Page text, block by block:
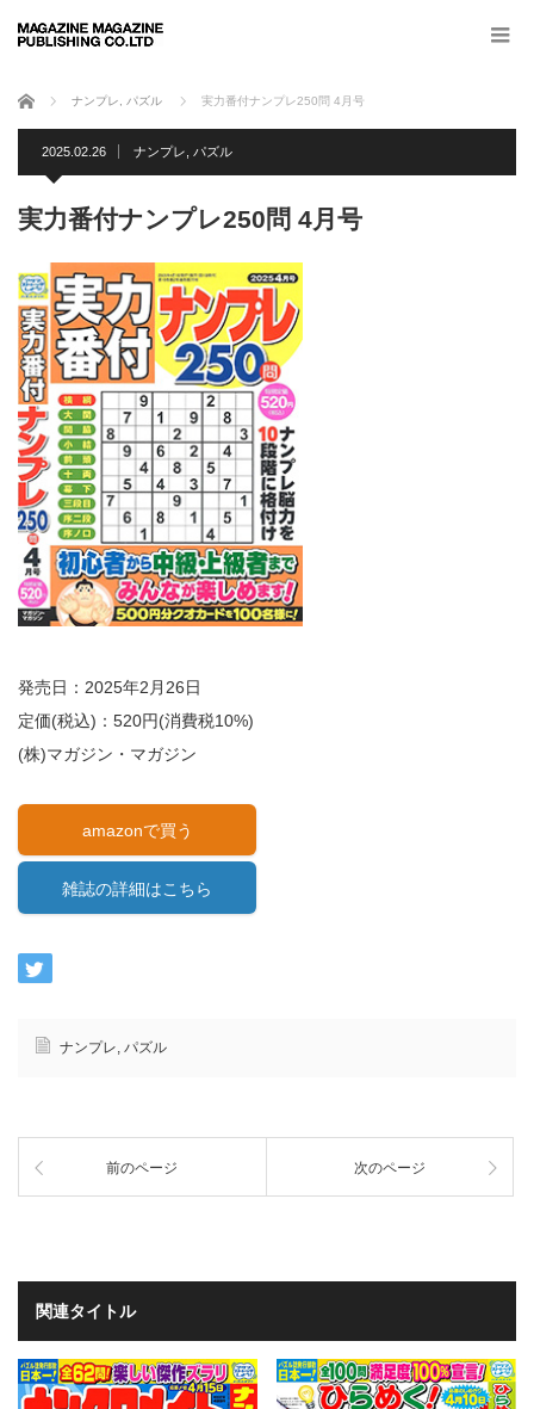
ホーム ナンプレ パズル 実力番付ナンプレ250問 4月号
2025.02.26 ナンプレ パズル
実力番付ナンプレ250問 4月号
発売日：2025年2月26日
定価(税込)：520円(消費税10%)
(株)マガジン・マガジン
amazonで買う
雑誌の詳細はこちら
ナンプレ, パズル
前のページ 次のページ
関連タイトル